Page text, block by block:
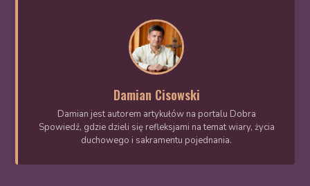
Damian Cisowski
Damian jest autorem artykułów na portalu Dobra
Spowiedź, gdzie dzieli się refleksjami na temat wiary, życia
duchowego i sakramentu pojednania.